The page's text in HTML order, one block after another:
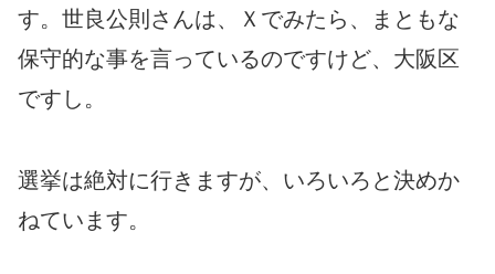
す。世良公則さんは、Ｘでみたら、まともな
保守的な事を言っているのですけど、大阪区
ですし。
選挙は絶対に行きますが、いろいろと決めか
ねています。